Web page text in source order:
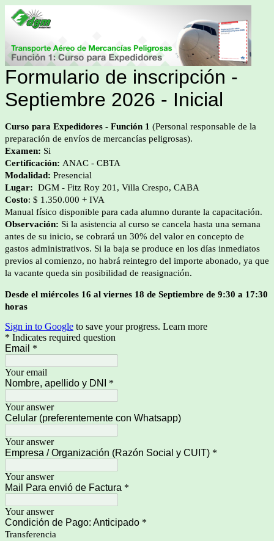
Formulario de inscripción -
Septiembre 2026 - Inicial
Curso para Expedidores - Función 1 (Personal responsable de la
preparación de envíos de mercancías peligrosas).
Examen: Si
Certificación: ANAC - CBTA
Modalidad: Presencial
Lugar: DGM - Fitz Roy 201, Villa Crespo, CABA
Costo: $ 1.350.000 + IVA
Manual físico disponible para cada alumno durante la capacitación.
Observación: Si la asistencia al curso se cancela hasta una semana
antes de su inicio, se cobrará un 30% del valor en concepto de
gastos administrativos. Si la baja se produce en los días inmediatos
previos al comienzo, no habrá reintegro del importe abonado, ya que
la vacante queda sin posibilidad de reasignación.
Desde el miércoles 16 al viernes 18 de Septiembre de 9:30 a 17:30
horas
Sign in to Google to save your progress. Learn more
* Indicates required question
Email *
Your email
Nombre, apellido y DNI
*
Your answer
Celular (preferentemente con Whatsapp)
Your answer
Empresa / Organización (Razón Social y CUIT) *
Your answer
Mail Para envió de Factura *
Your answer
Condición de Pago: Anticipado *
Transferencia